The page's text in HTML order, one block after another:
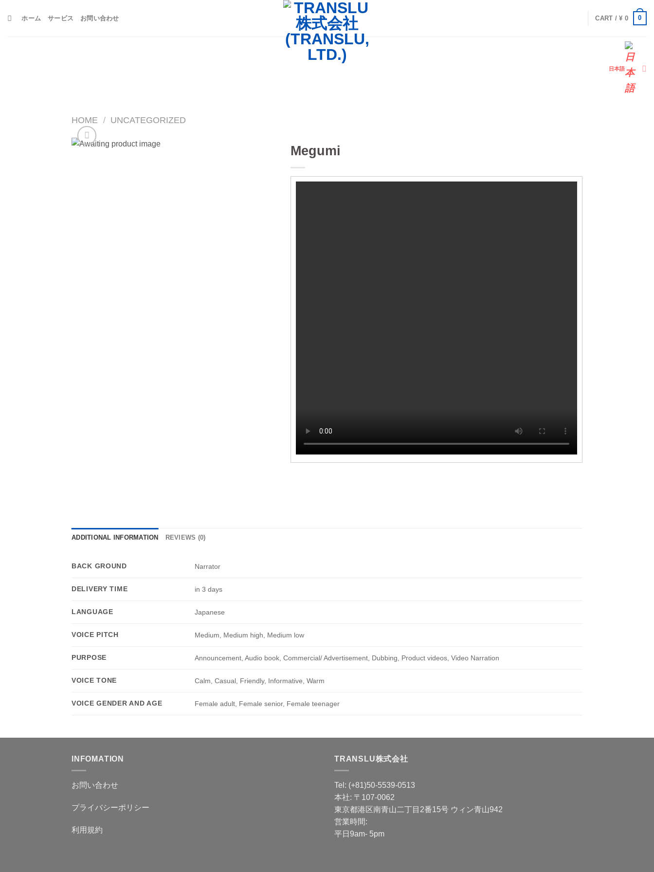
ホーム サービス お問い合わせ CART /¥ 0 0
日本語
HOME / UNCATEGORIZED
Megumi
ADDITIONAL INFORMATION REVIEWS (0)
BACK GROUND Narrator
DELIVERY TIME in 3 days
LANGUAGE Japanese
VOICE PITCH Medium, Medium high, Medium low
PURPOSE Announcement, Audio book, Commercial/ Advertisement, Dubbing, Product videos, Video Narration
VOICE TONE Calm, Casual, Friendly, Informative, Warm
VOICE GENDER AND AGE Female adult, Female senior, Female teenager
INFOMATION
お問い合わせ
プライバシーポリシー
利用規約
TRANSLU株式会社
Tel: (+81)50-5539-0513
本社: 〒107-0062
東京都港区南青山二丁目2番15号 ウィン青山942
営業時間:
平日9am- 5pm